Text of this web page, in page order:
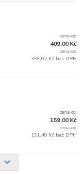
cena od
409,00 Kč
cena od
338,02 Kč bez DPH
cena od
159,00 Kč
cena od
131,40 Kč bez DPH